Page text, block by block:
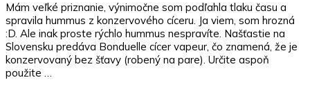
Mám veľké priznanie, výnimočne som podľahla tlaku času a
spravila hummus z konzervového cíceru. Ja viem, som hrozná
:D. Ale inak proste rýchlo hummus nespravíte. Našťastie na
Slovensku predáva Bonduelle cícer vapeur, čo znamená, že je
konzervovaný bez šťavy (robený na pare). Určite aspoň
použite …